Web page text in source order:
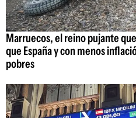
Marruecos, el reino pujante
que España y con menos
pobres